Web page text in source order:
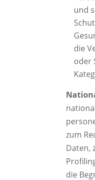
und
die
oder
zum
Daten,
die